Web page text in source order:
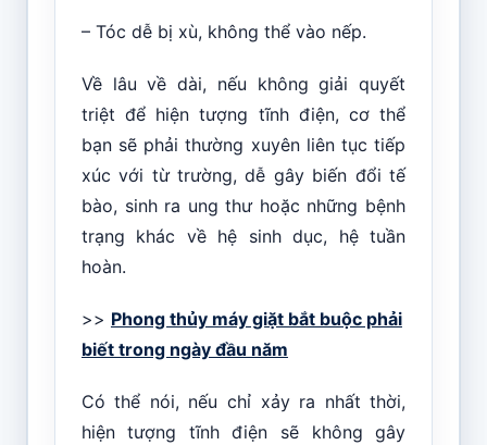
– Tóc dễ bị xù, không thể vào nếp.
Về lâu về dài, nếu không giải quyết
triệt để hiện tượng tĩnh điện, cơ thể
bạn sẽ phải thường xuyên liên tục tiếp
xúc với từ trường, dễ gây biến đổi tế
bào, sinh ra ung thư hoặc những bệnh
trạng khác về hệ sinh dục, hệ tuần
hoàn.
>> Phong thủy máy giặt bắt buộc phải
biết trong ngày đầu năm
Có thể nói, nếu chỉ xảy ra nhất thời,
hiện tượng tĩnh điện sẽ không gây